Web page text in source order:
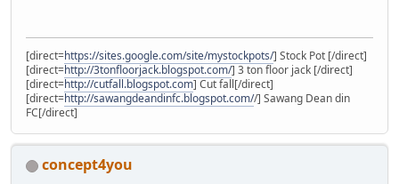
[direct=https://sites.google.com/site/mystockpots/] Stock Pot [/direct]
[direct=http://3tonfloorjack.blogspot.com/] 3 ton floor jack [/direct]
[direct=http://cutfall.blogspot.com] Cut fall[/direct]
[direct=http://sawangdeandinfc.blogspot.com//] Sawang Dean din
FC[/direct]
concept4you